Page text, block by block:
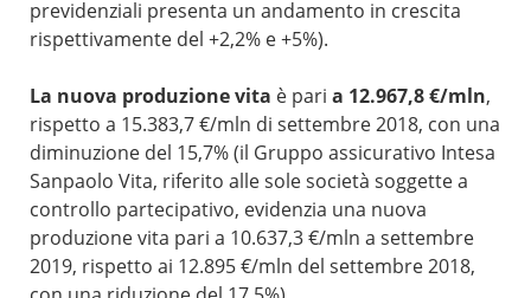
previdenziali presenta un andamento in crescita
rispettivamente del +2,2% e +5%).
La nuova produzione vita è pari a 12.967,8 €/mln,
rispetto a 15.383,7 €/mln di settembre 2018, con una
diminuzione del 15,7% (il Gruppo assicurativo Intesa
Sanpaolo Vita, riferito alle sole società soggette a
controllo partecipativo, evidenzia una nuova
produzione vita pari a 10.637,3 €/mln a settembre
2019, rispetto ai 12.895 €/mln del settembre 2018,